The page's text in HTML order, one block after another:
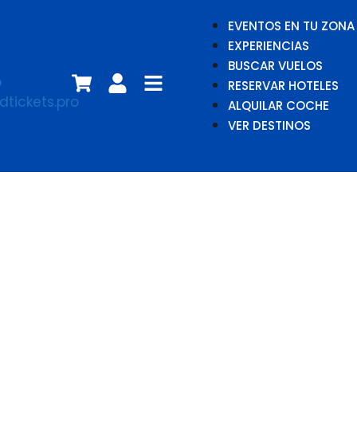
EVENTOS EN TU ZONA
EXPERIENCIAS
BUSCAR VUELOS
RESERVAR HOTELES
ALQUILAR COCHE
VER DESTINOS